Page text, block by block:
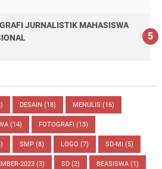
JURNALISTIK MAHASISWA
DESAIN (18) MENULIS (16)
(14) FOTOGRAFI (13)
SMP (8) LOGO (7) SD-MI (5)
2023 (3) SD (2) BEASISWA (1)